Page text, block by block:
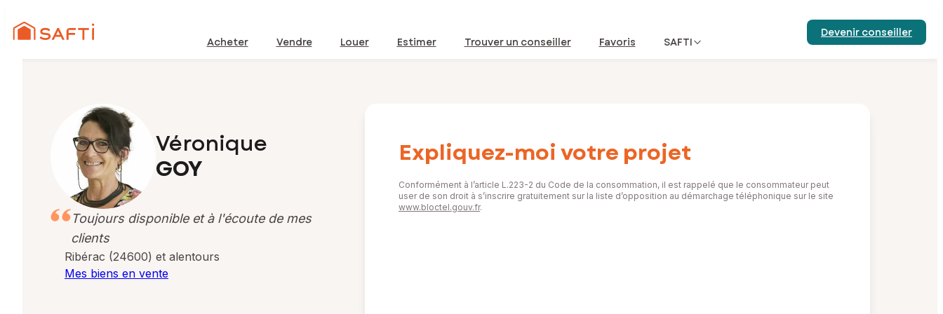
Acheter Vendre Louer Estimer Trouver un conseiller Favoris SAFTI
Devenir conseiller
Véronique
GOY
Toujours disponible et à l'écoute de mes
clients
Ribérac (24600) et alentours
Mes biens en vente
Expliquez-moi votre projet
Conformément à l’article L.223-2 du Code de la consommation, il est rappelé que le consommateur peut
user de son droit à s’inscrire gratuitement sur la liste d’opposition au démarchage téléphonique sur le site
www.bloctel.gouv.fr.